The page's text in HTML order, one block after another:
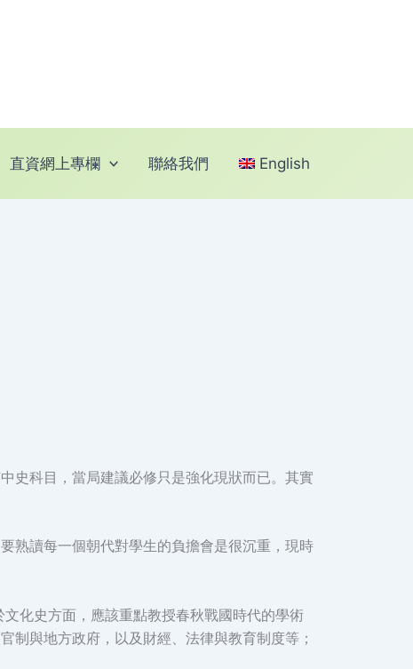
直資網上專欄 聯絡我們 English
史科目，當局建議必修只是強化現狀而已。其實
熟讀每一個朝代對學生的負擔會是很沉重，現時
化史方面，應該重點教授春秋戰國時代的學術
制與地方政府，以及財經、法律與教育制度等；